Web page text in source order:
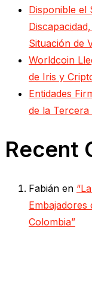
Disponible el
Situación de
Worldcoin
de Iris y
Entidades
de la
Recent
Fabián en
Embajadores
Colombia”